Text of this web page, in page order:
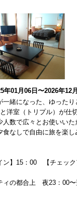
年01月06日〜2026年12
一緒になった、ゆったり
洋室（トリプル）が仕
人数で広々とお使いいた
食なしで自由に旅を楽し
ン】15：00 【チェッ
の都合上 夜23：00〜